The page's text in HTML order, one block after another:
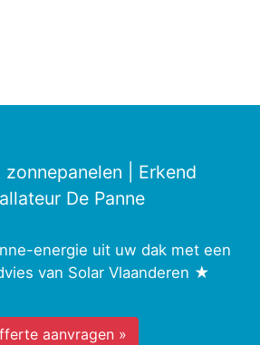
| Erkend
De Panne
energie uit uw dak met een
van Solar Vlaanderen ★
aanvragen »